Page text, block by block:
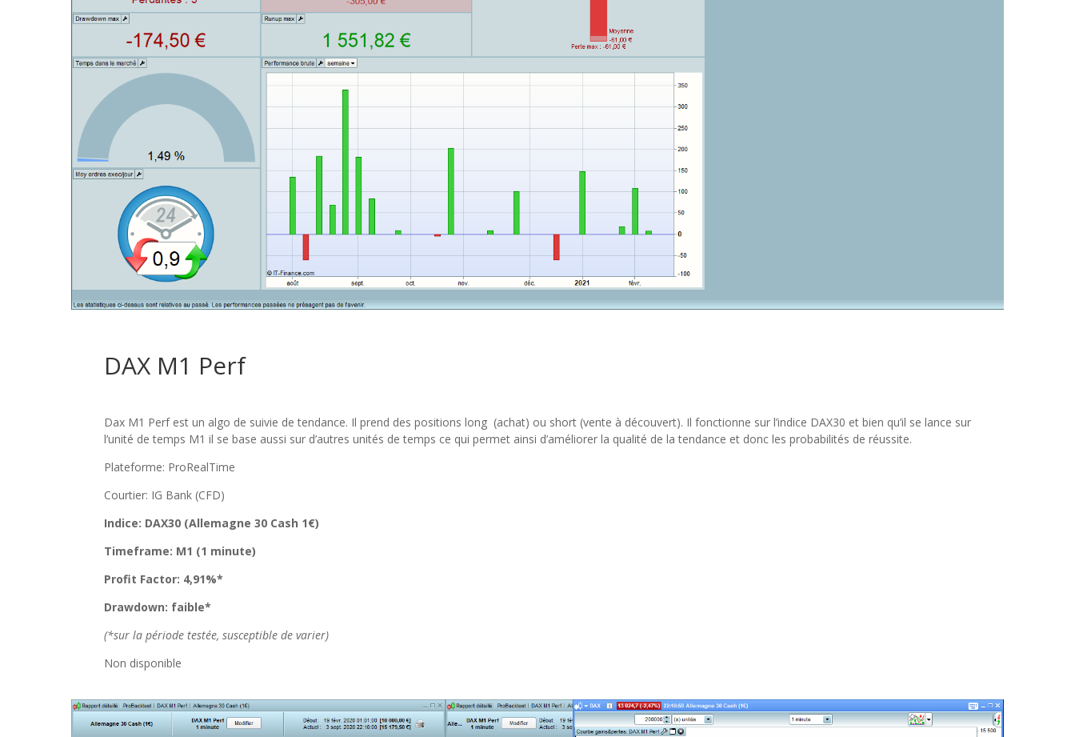
DAX M1 Perf
Dax M1 Perf est un algo de suivie de tendance. Il prend des positions long (achat) ou short (vente à découvert). Il fonctionne sur l’indice DAX30 et bien qu’il se lance sur
l’unité de temps M1 il se base aussi sur d’autres unités de temps ce qui permet ainsi d’améliorer la qualité de la tendance et donc les probabilités de réussite.
Plateforme: ProRealTime
Courtier: IG Bank (CFD)
Indice: DAX30 (Allemagne 30 Cash 1€)
Timeframe: M1 (1 minute)
Profit Factor: 4,91%*
Drawdown: faible*
(*sur la période testée, susceptible de varier)
Non disponible